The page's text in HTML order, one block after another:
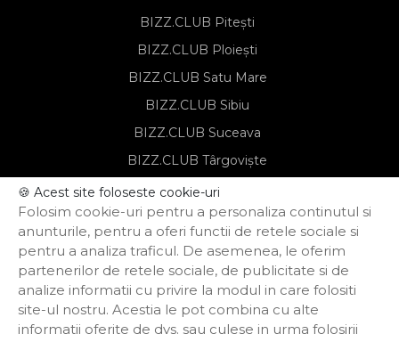
BIZZ.CLUB Pitești
BIZZ.CLUB Ploiești
BIZZ.CLUB Satu Mare
BIZZ.CLUB Sibiu
BIZZ.CLUB Suceava
BIZZ.CLUB Târgoviște
BIZZ.CLUB Târgu Mureș
BIZZ.CLUB Timișoara
Notă de informare privind prelucrarea
datelor personale
Regulament de organizare și
participare
🍪 Acest site foloseste cookie-uri
Folosim cookie-uri pentru a personaliza continutul si
anunturile, pentru a oferi functii de retele sociale si
pentru a analiza traficul. De asemenea, le oferim
partenerilor de retele sociale, de publicitate si de
analize informatii cu privire la modul in care folositi
site-ul nostru. Acestia le pot combina cu alte
informatii oferite de dvs. sau culese in urma folosirii